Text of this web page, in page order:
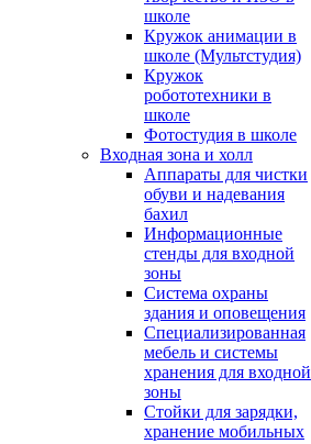
школе
Кружок анимации в
школе (Мультстудия)
Кружок
робототехники в
школе
Фотостудия в школе
Входная зона и холл
Аппараты для чистки
обуви и надевания
бахил
Информационные
стенды для входной
зоны
Система охраны
здания и оповещения
Специализированная
мебель и системы
хранения для входной
зоны
Стойки для зарядки,
хранение мобильных